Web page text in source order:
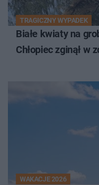
TRAGICZNY WYPADEK
Białe kwiaty na
Chłopiec zginął w
WAKACJE 2026